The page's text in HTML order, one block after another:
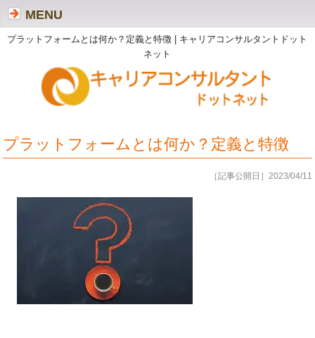
プラットフォームとは何か？定義と特徴 | キャリアコンサルタントドット
ネット
MENU
プラットフォームとは何か？定義と特徴
［記事公開日］2023/04/11